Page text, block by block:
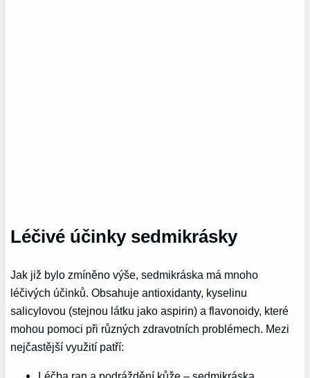
Léčivé účinky sedmikrásky
Jak již bylo zmíněno výše, sedmikráska má mnoho
léčivých účinků. Obsahuje antioxidanty, kyselinu
salicylovou (stejnou látku jako aspirin) a flavonoidy, které
mohou pomoci při různých zdravotních problémech. Mezi
nejčastější využití patří: